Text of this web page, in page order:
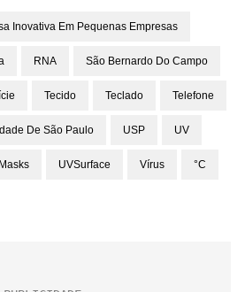
Inovativa Em Pequenas Empresas
RNA São Bernardo Do Campo
Tecido Teclado Telefone
De São Paulo USP UV
UVSurface Vírus °C